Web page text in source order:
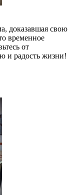
доказавшая свою
временное
от
и радость жизни!